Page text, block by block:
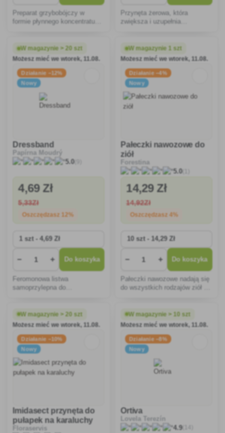
Preparat grzybobójczy w
formie płynnego koncentratu
przeznaczony do zwalczania
chorób grzybowych kukurydzy,
pestkowych.
Przynęta żerowa, która
zwiększa i uzupełnia
ryjkowcom orzechowym i
wiśniowym.
W magazynie > 20 szt
Możesz mieć we wtorek, 11.08.
Działanie −12%
Nowy
Dressband
Papírna Moudrý
5.0(9)
4,69 Zł
5,33Zł
Oszczędzasz 12%
− + Do koszyka
Feromonowa listwa
samoprzylepna do
W magazynie 1 szt
Możesz mieć we wtorek, 11.08.
Działanie −4%
Nowy
Pałeczki nawozowe do
ziół
Forestina
5.0(1)
14,29 Zł
14,92Zł
Oszczędzasz 4%
− + Do koszyka
Pałeczki nawozowe nadają się
do wszystkich rodzajów ziół -
szczypiorek, bazylia, mięta,
konwalia, rukiew wodna,
rozmar
W magazynie > 20 szt
Możesz mieć we wtorek, 11.08.
Działanie −10%
Nowy
Imidasect przynęta do
pułapek na karaluchy
Floraservis
W magazynie > 10 szt
Możesz mieć we wtorek, 11.08.
Działanie −8%
Nowy
Ortiva
Lovela Terezín
4.9(14)